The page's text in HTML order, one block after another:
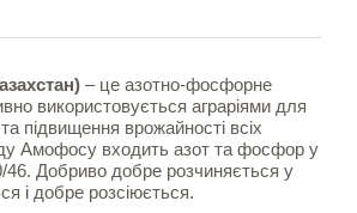
– це азотно-фосфорне
використовується аграріями для
підвищення врожайності всіх
Амофосу входить азот та фосфор у
46. Добриво добре розчиняється у
і добре розсіюється.